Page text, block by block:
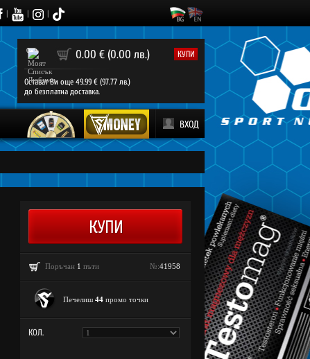
| | |
0 0.00 € (0.00 лв.) КУПИ
Остават Ви още 49.99 € (97.77 лв.)
до безплатна доставка.
ВХОД
Поръчан 1 пъти №:41958
Печелиш 44 промо точки
КОЛ.